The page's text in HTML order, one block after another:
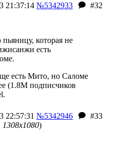
21:37:14 №5342933
#32
которая не
есть
есть Мито, но Саломе
(1.8M подписчиков
22:57:31 №5342946
#33
1308x1080)